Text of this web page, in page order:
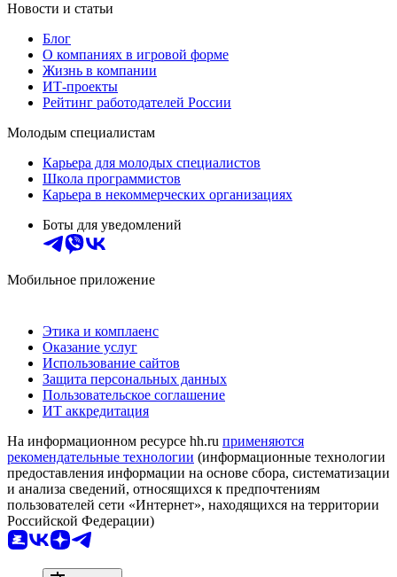
Новости и статьи
Блог
О компаниях в игровой форме
Жизнь в компании
ИТ-проекты
Рейтинг работодателей России
Молодым специалистам
Карьера для молодых специалистов
Школа программистов
Карьера в некоммерческих организациях
Боты для уведомлений
Мобильное приложение
Этика и комплаенс
Оказание услуг
Использование сайтов
Защита персональных данных
Пользовательское соглашение
ИТ аккредитация
На информационном ресурсе hh.ru применяются
рекомендательные технологии (информационные технологии
предоставления информации на основе сбора, систематизации
и анализа сведений, относящихся к предпочтениям
пользователей сети «Интернет», находящихся на территории
Российской Федерации)